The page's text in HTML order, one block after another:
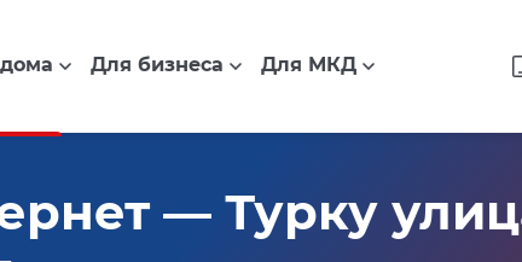
Для бизнеса Для МКД
— Турку